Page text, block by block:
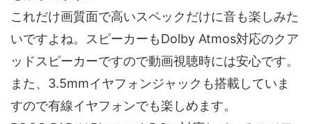
これだけ画質面で高いスペックだけに音も楽しみた
いですよね。スピーカーもDolby Atmos対応のクア
ッドスピーカーですので動画視聴時には安心です。
また、3.5mmイヤフォンジャックも搭載していま
すので有線イヤフォンでも楽しめます。